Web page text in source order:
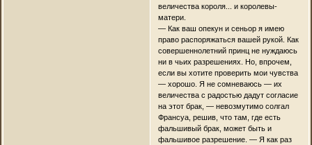
величества короля... и королевы-
матери.
— Как ваш опекун и сеньор я имею
право распоряжаться вашей рукой. Как
совершеннолетний принц не нуждаюсь
ни в чьих разрешениях. Но, впрочем,
если вы хотите проверить мои чувства
— хорошо. Я не сомневаюсь — их
величества с радостью дадут согласие
на этот брак, — невозмутимо солгал
Франсуа, решив, что там, где есть
фальшивый брак, может быть и
фальшивое разрешение. — Я как раз